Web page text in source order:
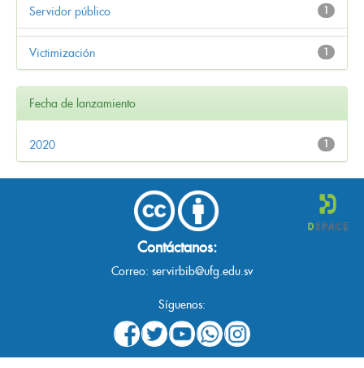
1
Servidor público
1
Victimización
Fecha de lanzamiento
1
2020
Contáctanos:
Correo: servirbib@ufg.edu.sv
Síguenos: